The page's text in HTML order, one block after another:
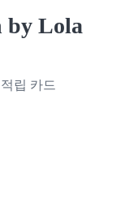
by Lola
립 카드